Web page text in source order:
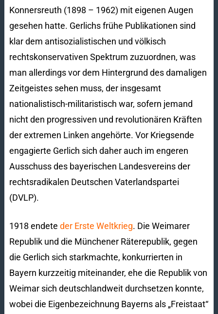
Konnersreuth (1898 – 1962) mit eigenen Augen
gesehen hatte. Gerlichs frühe Publikationen sind
klar dem antisozialistischen und völkisch
rechtskonservativen Spektrum zuzuordnen, was
man allerdings vor dem Hintergrund des damaligen
Zeitgeistes sehen muss, der insgesamt
nationalistisch-militaristisch war, sofern jemand
nicht den progressiven und revolutionären Kräften
der extremen Linken angehörte. Vor Kriegsende
engagierte Gerlich sich daher auch im engeren
Ausschuss des bayerischen Landesvereins der
rechtsradikalen Deutschen Vaterlandspartei
(DVLP).
1918 endete der Erste Weltkrieg. Die Weimarer
Republik und die Münchener Räterepublik, gegen
die Gerlich sich starkmachte, konkurrierten in
Bayern kurzzeitig miteinander, ehe die Republik von
Weimar sich deutschlandweit durchsetzen konnte,
wobei die Eigenbezeichnung Bayerns als „Freistaat“